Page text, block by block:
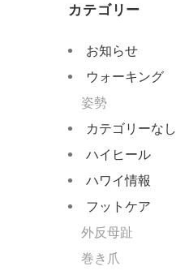
カテゴリー
お知らせ
ウォーキング
姿勢
カテゴリーなし
ハイヒール
ハワイ情報
フットケア
外反母趾
巻き爪